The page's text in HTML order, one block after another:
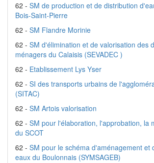
62 - SM de production et de distribution
Bois-Saint-Pierre
62 - SM Flandre Morinie
62 - SM d'élimination et de valorisation des
ménagers du Calaisis (SEVADEC )
62 - Etablissement Lys Yser
62 - SI des transports urbains de
(SITAC)
62 - SM Artois valorisation
62 - SM pour l'élaboration, l'approbation, la
du SCOT
62 - SM pour le schéma d'aménagement et
eaux du Boulonnais (SYMSAGEB)